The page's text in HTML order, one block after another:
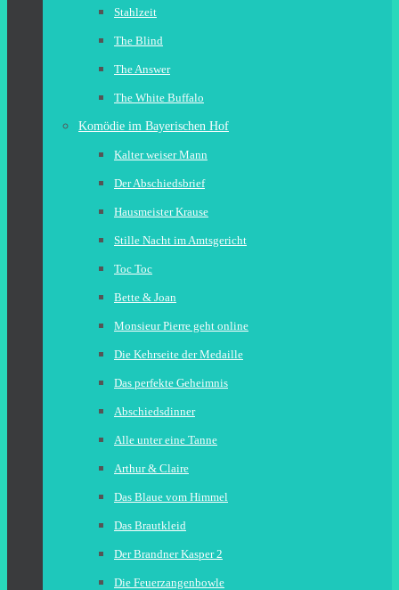
Stahlzeit
The Blind
The Answer
The White Buffalo
Komödie im Bayerischen Hof
Kalter weiser Mann
Der Abschiedsbrief
Hausmeister Krause
Stille Nacht im Amtsgericht
Toc Toc
Bette & Joan
Monsieur Pierre geht online
Die Kehrseite der Medaille
Das perfekte Geheimnis
Abschiedsdinner
Alle unter eine Tanne
Arthur & Claire
Das Blaue vom Himmel
Das Brautkleid
Der Brandner Kasper 2
Die Feuerzangenbowle